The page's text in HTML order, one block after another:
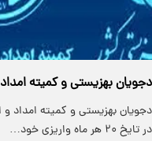
بهزیستی و کمیته امداد
خود…